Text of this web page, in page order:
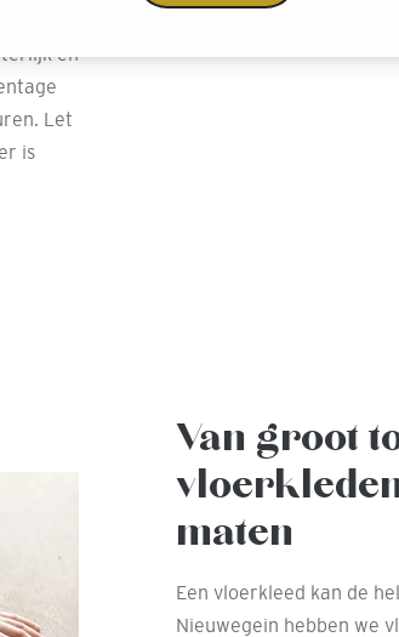
en
Let
is
Van groot
maten
Een vloerkleed kan de
Nieuwegein hebben we